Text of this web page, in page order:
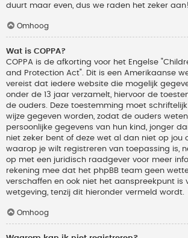
duurt maar even, dus we raden het zeker aan!
Omhoog
Wat is COPPA?
COPPA is de afkorting voor het Engelse
and Protection Act". Dit is een Amerikaanse
vereist dat iedere website die mogelijk
onder de 13 jaar verzamelt, hiervoor de
de ouders. Deze toestemming moet
wijze gegeven worden, zodat de ouders
persoonlijke gegevens van hun kind, jonger
niet zeker bent of deze wet al dan niet op jou
waarop je wilt registreren van toepassing is,
op met een juridisch raadgever voor meer
rekening mee dat het phpBB team geen
verschaffen en ook niet het aanspreekpunt is
wetgeving, tenzij dit hieronder vermeld wordt.
Omhoog